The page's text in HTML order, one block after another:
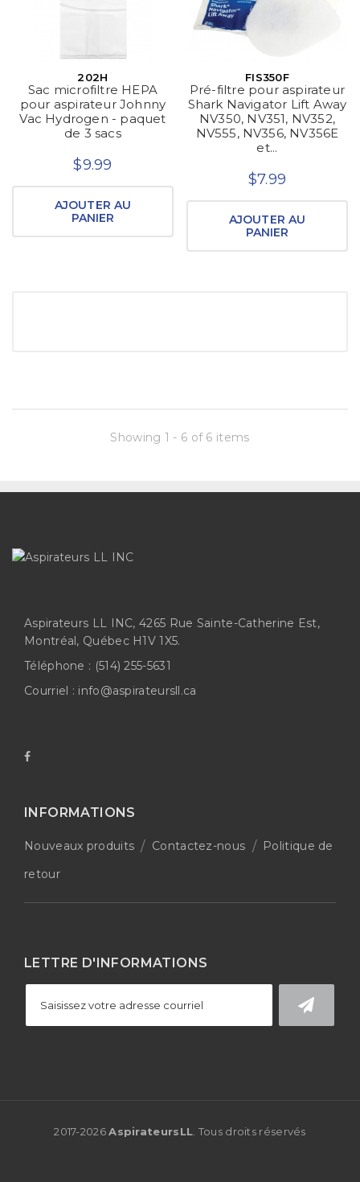
202H
Sac microfiltre HEPA
pour aspirateur Johnny
Vac Hydrogen - paquet
de 3 sacs
$9.99
AJOUTER AU
PANIER
FIS350F
Pré-filtre pour aspirateur
Shark Navigator Lift Away
NV350, NV351, NV352,
NV555, NV356, NV356E
et...
$7.99
AJOUTER AU
PANIER
Showing 1 - 6 of 6 items
Aspirateurs LL INC, 4265 Rue Sainte-Catherine Est,
Montréal, Québec H1V 1X5.
Téléphone : (514) 255-5631
Courriel : info@aspirateursll.ca
INFORMATIONS
Nouveaux produits Contactez-nous
Politique de
retour
LETTRE D'INFORMATIONS
2017-2026 AspirateursLL . Tous droits réservés